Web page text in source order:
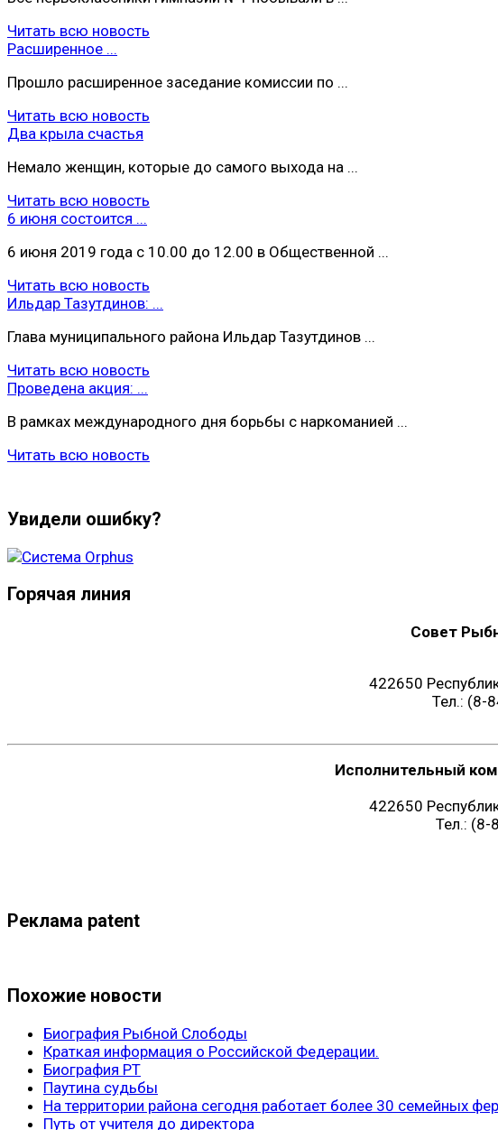
Читать всю новость
Расширенное ...
Прошло расширенное заседание комиссии по ...
Читать всю новость
Два крыла счастья
Немало женщин, которые до самого выхода на ...
Читать всю новость
6 июня состоится ...
6 июня 2019 года с 10.00 до 12.00 в Общественной ...
Читать всю новость
Ильдар Тазутдинов: ...
Глава муниципального района Ильдар Тазутдинов ...
Читать всю новость
Проведена акция: ...
В рамках международного дня борьбы с наркоманией ...
Читать всю новость
Увидели ошибку?
Горячая линия
Совет
422650
Тел.: (8-
Исполнительный
422650
Тел.:
Реклама patent
Похожие новости
Биография Рыбной Слободы
Краткая информация о Российской Федерации.
Биография РТ
Паутина судьбы
На территории района сегодня работает более 30 семейных
Путь от учителя до директора